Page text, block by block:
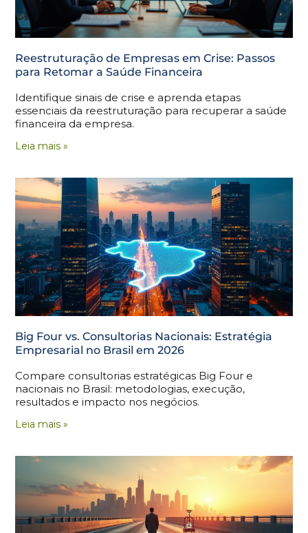
Reestruturação de Empresas em Crise: Passos
para Retomar a Saúde Financeira
Identifique sinais de crise e aprenda etapas
essenciais da reestruturação para recuperar a saúde
financeira da empresa.
Leia mais »
Big Four vs. Consultorias Nacionais: Estratégia
Empresarial no Brasil em 2026
Compare consultorias estratégicas Big Four e
nacionais no Brasil: metodologias, execução,
resultados e impacto nos negócios.
Leia mais »